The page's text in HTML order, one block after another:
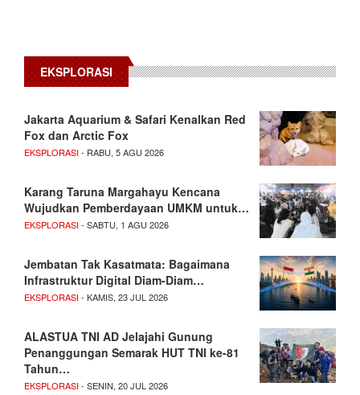
EKSPLORASI
Jakarta Aquarium & Safari Kenalkan Red
Fox dan Arctic Fox
EKSPLORASI- RABU, 5 AGU 2026
Karang Taruna Margahayu Kencana
Wujudkan Pemberdayaan UMKM untuk…
EKSPLORASI- SABTU, 1 AGU 2026
Jembatan Tak Kasatmata: Bagaimana
Infrastruktur Digital Diam-Diam…
EKSPLORASI- KAMIS, 23 JUL 2026
ALASTUA TNI AD Jelajahi Gunung
Penanggungan Semarak HUT TNI ke-81
Tahun…
EKSPLORASI- SENIN, 20 JUL 2026